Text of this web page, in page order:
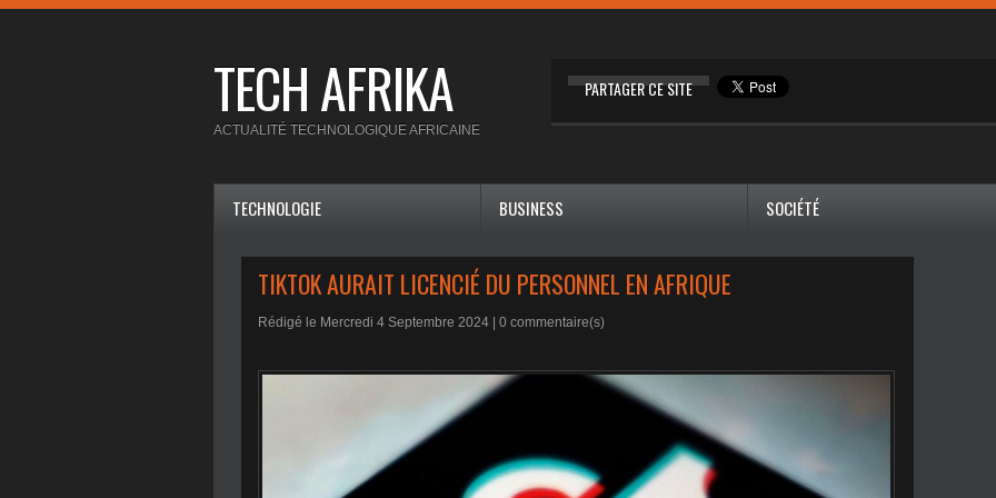
TECH AFRIKA PARTAGER CE SITE
ACTUALITÉ TECHNOLOGIQUE AFRICAINE
TECHNOLOGIE BUSINESS SOCIÉTÉ
TIKTOK AURAIT LICENCIÉ DU PERSONNEL EN AFRIQUE
Rédigé le Mercredi 4 Septembre 2024 | 0 commentaire(s)